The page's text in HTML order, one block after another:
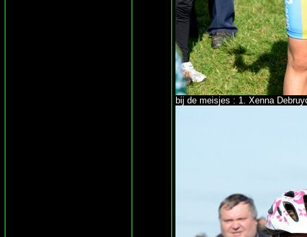
bij de meisjes : 1. Xenna